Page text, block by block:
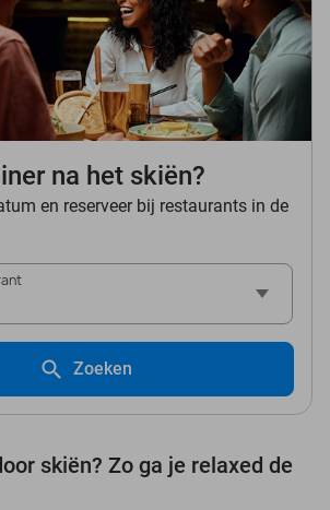
na het skiën?
en reserveer bij restaurants in de
Zoeken
skiën? Zo ga je relaxed de